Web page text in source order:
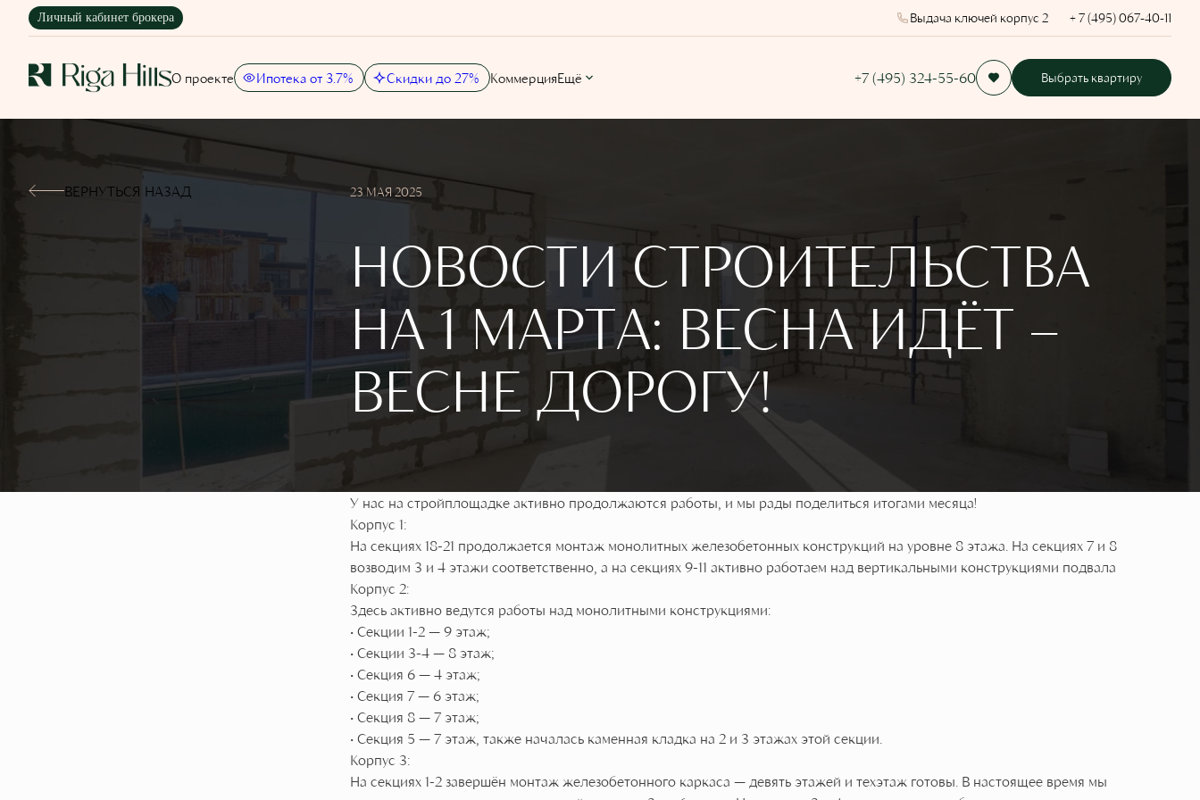
Личный кабинет брокера Выдача ключей корпус 2 + 7 (495) 067-40-11
О проекте Ипотека от 3.7% Скидки до 27% КоммерцияЕщё +7 (495) 324-55-60 Выбрать квартиру
ВЕРНУТЬСЯ НАЗАД 23 МАЯ 2025
НОВОСТИ СТРОИТЕЛЬСТВА
НА 1 МАРТА: ВЕСНА ИДЁТ –
ВЕСНЕ ДОРОГУ!
У нас на стройплощадке активно продолжаются работы, и мы рады поделиться итогами месяца!
Корпус 1:
На секциях 18-21 продолжается монтаж монолитных железобетонных конструкций на уровне 8 этажа. На секциях 7 и 8
возводим 3 и 4 этажи соответственно, а на секциях 9-11 активно работаем над вертикальными конструкциями подвала
Корпус 2:
Здесь активно ведутся работы над монолитными конструкциями:
• Секции 1-2 — 9 этаж;
• Секции 3-4 — 8 этаж;
• Секция 6 — 4 этаж;
• Секция 7 — 6 этаж;
• Секция 8 — 7 этаж;
• Секция 5 — 7 этаж, также началась каменная кладка на 2 и 3 этажах этой секции.
Корпус 3:
На секциях 1-2 завершён монтаж железобетонного каркаса — девять этажей и техэтаж готовы. В настоящее время мы